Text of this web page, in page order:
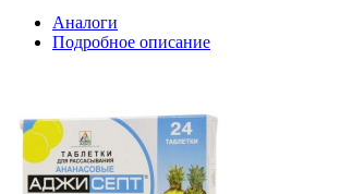
Аналоги
Подробное описание